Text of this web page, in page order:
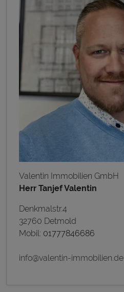
Valentin Immobilien GmbH
Herr Tanjef Valentin
Denkmalstr.4
32760 Detmold
Mobil: 01777846686
info@valentin-immobilien.de